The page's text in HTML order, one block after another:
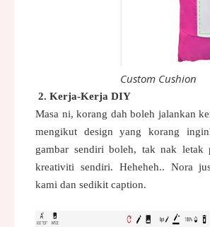
Custom Cushion
2. Kerja-Kerja DIY
Masa ni, korang dah boleh jalankan
mengikut design yang korang
gambar sendiri boleh, tak nak letak
kreativiti sendiri. Heheheh.. Nora
kami dan sedikit caption.